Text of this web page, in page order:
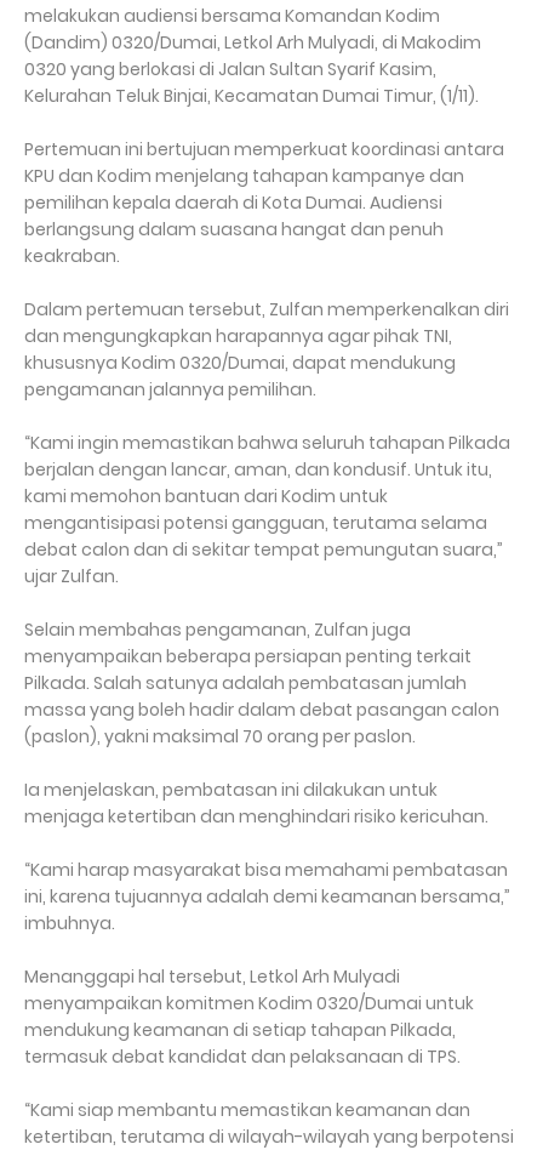
melakukan audiensi bersama Komandan Kodim
(Dandim) 0320/Dumai, Letkol Arh Mulyadi, di Makodim
0320 yang berlokasi di Jalan Sultan Syarif Kasim,
Kelurahan Teluk Binjai, Kecamatan Dumai Timur, (1/11).
Pertemuan ini bertujuan memperkuat koordinasi antara
KPU dan Kodim menjelang tahapan kampanye dan
pemilihan kepala daerah di Kota Dumai. Audiensi
berlangsung dalam suasana hangat dan penuh
keakraban.
Dalam pertemuan tersebut, Zulfan memperkenalkan diri
dan mengungkapkan harapannya agar pihak TNI,
khususnya Kodim 0320/Dumai, dapat mendukung
pengamanan jalannya pemilihan.
“Kami ingin memastikan bahwa seluruh tahapan Pilkada
berjalan dengan lancar, aman, dan kondusif. Untuk itu,
kami memohon bantuan dari Kodim untuk
mengantisipasi potensi gangguan, terutama selama
debat calon dan di sekitar tempat pemungutan suara,”
ujar Zulfan.
Selain membahas pengamanan, Zulfan juga
menyampaikan beberapa persiapan penting terkait
Pilkada. Salah satunya adalah pembatasan jumlah
massa yang boleh hadir dalam debat pasangan calon
(paslon), yakni maksimal 70 orang per paslon.
Ia menjelaskan, pembatasan ini dilakukan untuk
menjaga ketertiban dan menghindari risiko kericuhan.
“Kami harap masyarakat bisa memahami pembatasan
ini, karena tujuannya adalah demi keamanan bersama,”
imbuhnya.
Menanggapi hal tersebut, Letkol Arh Mulyadi
menyampaikan komitmen Kodim 0320/Dumai untuk
mendukung keamanan di setiap tahapan Pilkada,
termasuk debat kandidat dan pelaksanaan di TPS.
“Kami siap membantu memastikan keamanan dan
ketertiban, terutama di wilayah-wilayah yang berpotensi